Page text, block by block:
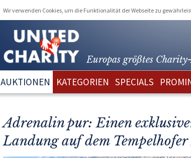
Wir verwenden Cookies, um die Funktionalität der Webseite zu
Europas größtes Charity-
AUKTIONEN KATEGORIEN SPECIALS
Adrenalin pur: Einen
Landung auf dem